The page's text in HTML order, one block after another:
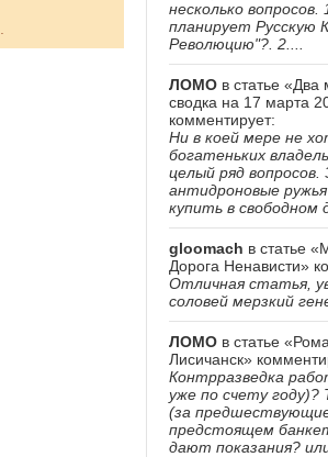
несколько вопросов.
планирует Русскую
Революцию"?. 2....
ЛОМО в статье
сводка на 17 марта
комментирует:
Ни в коей мере не
богатеньких
целый ряд
антидроновые
купить в свободном
gloomach в статье
Дорога Ненависти»
Отличная статья,
соловей мерзкий
ЛОМО в статье
Лисичанск»
Контрразведка
уже по счету году)?
(за
предстоящем
дают показания?